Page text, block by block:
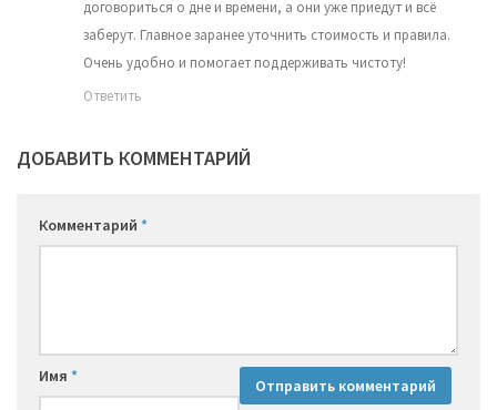
договориться о дне и времени, а они уже приедут и всё
заберут. Главное заранее уточнить стоимость и правила.
Очень удобно и помогает поддерживать чистоту!
Ответить
ДОБАВИТЬ КОММЕНТАРИЙ
Комментарий *
Имя *